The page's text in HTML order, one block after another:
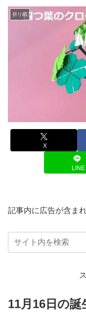
折り紙
X
LINE
記事内に広告が含ま
11月16日の誕